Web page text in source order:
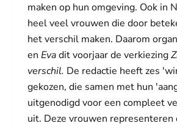
maken op hun omgeving. Ook in
heel veel vrouwen die door
het verschil maken. Daarom
en Evadit voorjaar de verkiezing
verschil. De redactie heeft zes
gekozen, die samen met hun
uitgenodigd voor een compleet
uit. Deze vrouwen representeren